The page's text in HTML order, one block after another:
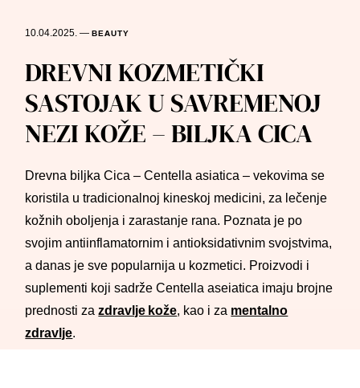
10.04.2025.—BEAUTY
DREVNI KOZMETIČKI
SASTOJAK U SAVREMENOJ
NEZI KOŽE – BILJKA CICA
Drevna biljka Cica – Centella asiatica – vekovima se
koristila u tradicionalnoj kineskoj medicini, za lečenje
kožnih oboljenja i zarastanje rana. Poznata je po
svojim antiinflamatornim i antioksidativnim svojstvima,
a danas je sve popularnija u kozmetici. Proizvodi i
suplementi koji sadrže Centella aseiatica imaju brojne
prednosti zazdravlje kože, kao i za mentalno
zdravlje.